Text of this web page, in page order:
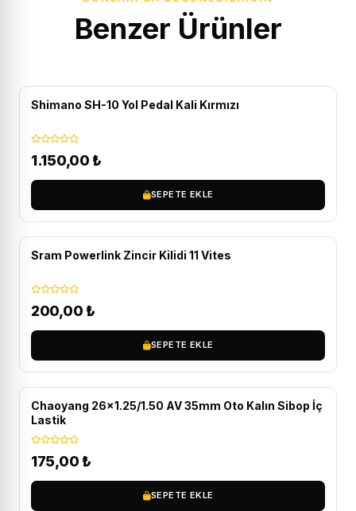
Benzer Ürünler
Shimano SH-10 Yol Pedal Kali Kırmızı
1.150,00 ₺
SEPETE EKLE
Sram Powerlink Zincir Kilidi 11 Vites
200,00 ₺
SEPETE EKLE
Chaoyang 26x1.25/1.50 AV 35mm Oto Kalın Sibop İç
Lastik
175,00 ₺
SEPETE EKLE